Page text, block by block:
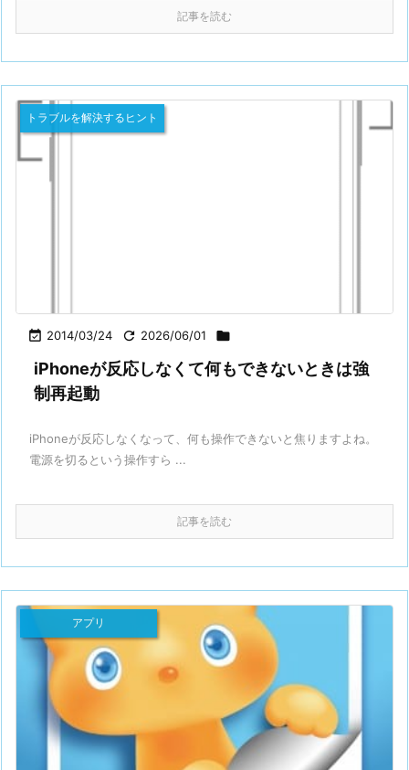
記事を読む
 2014/03/24  2026/06/01 
トラブルを解決するヒント
iPhoneが反応しなくて何もできないときは強
制再起動
iPhoneが反応しなくなって、何も操作できないと焦りますよね。
電源を切るという操作すら ...
記事を読む
アプリ